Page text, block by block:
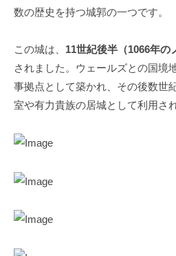
数の歴史を持つ城郭の一つです。
この城は、 11世紀後半（1066年の
されました。ウェールズとの国境
事拠点として築かれ、その後数世
室や有力貴族の居城として利用さ